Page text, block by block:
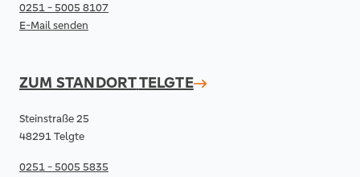
0251 - 5005 8107
E-Mail senden
ZUM STANDORTTELGTE
Steinstraße 25
48291 Telgte
0251 - 5005 5835